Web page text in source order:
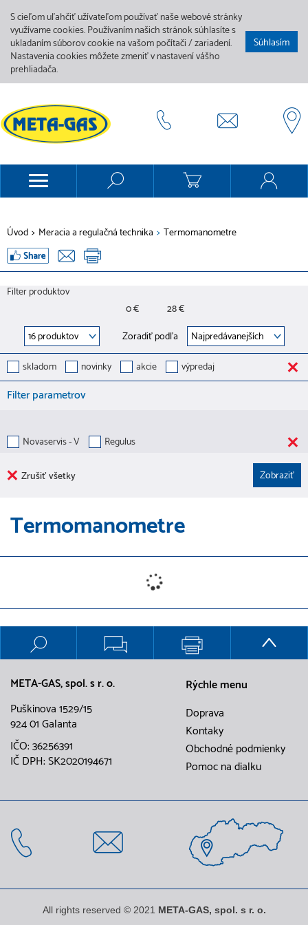
S cieľom uľahčiť užívateľom používať naše webové stránky
využívame cookies. Používaním našich stránok súhlasíte s
ukladaním súborov cookie na vašom počítači / zariadení.
Nastavenia cookies môžete zmeniť v nastavení vášho
prehliadača.
Súhlasím
Úvod > Meracia a regulačná technika > Termomanometre
Filter produktov
0 €
28 €
Zoradiť podľa
skladom
novinky akcie výpredaj
Filter parametrov
Novaservis - V Regulus
Zrušiť všetky
Termomanometre
META-GAS, spol. s r. o.
Puškinova 1529/15
924 01 Galanta
IČO: 36256391
IČ DPH: SK2020194671
Rýchle menu
Doprava
Kontaky
Obchodné podmienky
Pomoc na dialku
All rights reserved © 2021 META-GAS, spol. s r. o.